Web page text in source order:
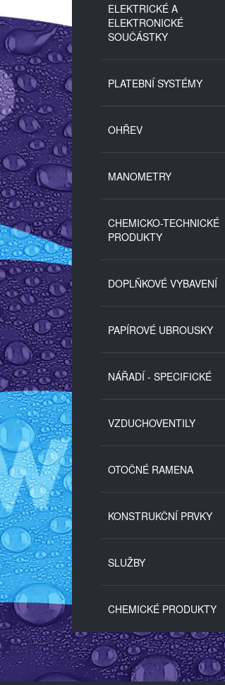
ELEKTRICKÉ A
ELEKTRONICKÉ
SOUČÁSTKY
PLATEBNÍ SYSTÉMY
OHŘEV
MANOMETRY
CHEMICKO-TECHNICKÉ
PRODUKTY
DOPLŇKOVÉ VYBAVENÍ
PAPÍROVÉ UBROUSKY
NÁŘADÍ - SPECIFICKÉ
VZDUCHOVENTILY
OTOČNÉ RAMENA
KONSTRUKČNÍ PRVKY
SLUŽBY
CHEMICKÉ PRODUKTY